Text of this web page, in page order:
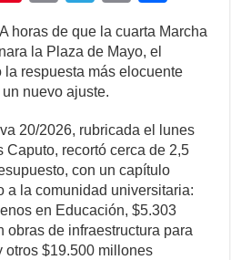
er
e
st
m
ail
el
e
gr
a
m
p
y
n
k
h
ar
e
A horas de que la cuarta Marcha
la Plaza de Mayo, el
respuesta más elocuente
nuevo ajuste.
20/2026, rubricada el lunes
Caputo, recortó cerca de 2,5
con un capítulo
a la comunidad universitaria:
en Educación, $5.303
obras de infraestructura para
otros $19.500 millones